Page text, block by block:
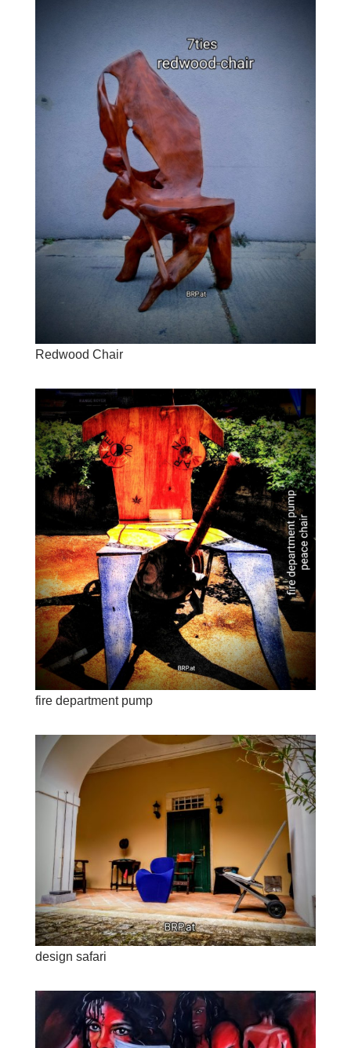
Redwood Chair
fire department pump
design safari